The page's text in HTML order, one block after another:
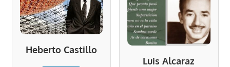
Heberto Castillo
Luis Alcaraz